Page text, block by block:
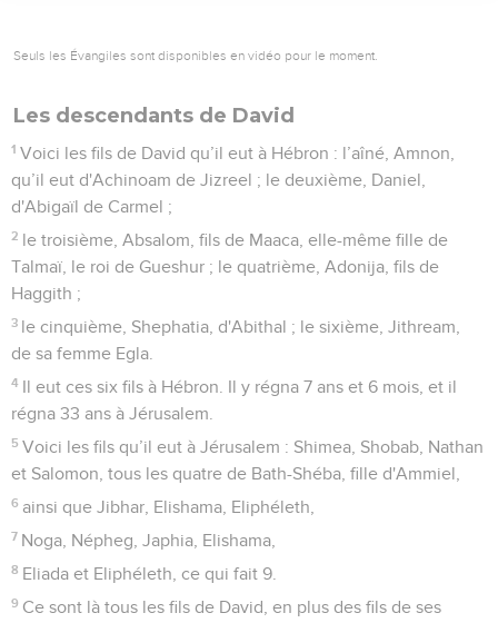
Seuls les Évangiles sont disponibles en vidéo pour le moment.
Les descendants de David
1 Voici les fils de David qu’il eut à Hébron : l’aîné, Amnon,
qu’il eut d'Achinoam de Jizreel ; le deuxième, Daniel,
d'Abigaïl de Carmel ;
2 le troisième, Absalom, fils de Maaca, elle-même fille de
Talmaï, le roi de Gueshur ; le quatrième, Adonija, fils de
Haggith ;
3 le cinquième, Shephatia, d'Abithal ; le sixième, Jithream,
de sa femme Egla.
4 Il eut ces six fils à Hébron. Il y régna 7 ans et 6 mois, et il
régna 33 ans à Jérusalem.
5 Voici les fils qu’il eut à Jérusalem : Shimea, Shobab, Nathan
et Salomon, tous les quatre de Bath-Shéba, fille d'Ammiel,
6 ainsi que Jibhar, Elishama, Eliphéleth,
7 Noga, Népheg, Japhia, Elishama,
8 Eliada et Eliphéleth, ce qui fait 9.
9 Ce sont là tous les fils de David, en plus des fils de ses